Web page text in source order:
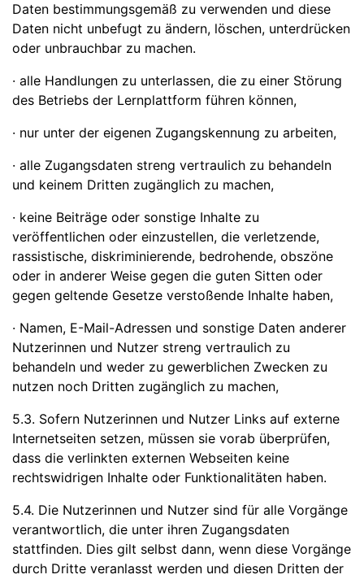
Daten bestimmungsgemäß zu verwenden und diese
Daten nicht unbefugt zu ändern, löschen, unterdrücken
oder unbrauchbar zu machen.
· alle Handlungen zu unterlassen, die zu einer Störung
des Betriebs der Lernplattform führen können,
· nur unter der eigenen Zugangskennung zu arbeiten,
· alle Zugangsdaten streng vertraulich zu behandeln
und keinem Dritten zugänglich zu machen,
· keine Beiträge oder sonstige Inhalte zu
veröffentlichen oder einzustellen, die verletzende,
rassistische, diskriminierende, bedrohende, obszöne
oder in anderer Weise gegen die guten Sitten oder
gegen geltende Gesetze verstoßende Inhalte haben,
· Namen, E-Mail-Adressen und sonstige Daten anderer
Nutzerinnen und Nutzer streng vertraulich zu
behandeln und weder zu gewerblichen Zwecken zu
nutzen noch Dritten zugänglich zu machen,
5.3. Sofern Nutzerinnen und Nutzer Links auf externe
Internetseiten setzen, müssen sie vorab überprüfen,
dass die verlinkten externen Webseiten keine
rechtswidrigen Inhalte oder Funktionalitäten haben.
5.4. Die Nutzerinnen und Nutzer sind für alle Vorgänge
verantwortlich, die unter ihren Zugangsdaten
stattfinden. Dies gilt selbst dann, wenn diese Vorgänge
durch Dritte veranlasst werden und diesen Dritten der